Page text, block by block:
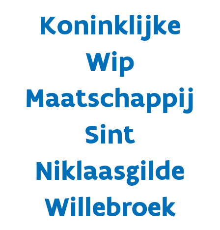
Koninklijke
Wip
Maatschappij
Sint
Niklaasgilde
Willebroek